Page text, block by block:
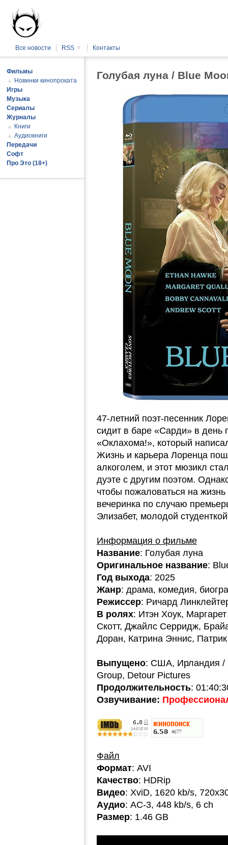
Все новости RSS ▼ Контакты
Голубая луна / Blue
47-летний поэт-песенник
сидит в баре «Сарди» в
«Оклахома!», который
Жизнь и карьера Лоренца
алкоголем, и этот мюзикл
дуэте с другим поэтом.
чтобы пожаловаться на
вечеринка по случаю
Элизабет, молодой
Информация о фильме
Название: Голубая луна
Оригинальное название:
Год выхода: 2025
Жанр: драма, комедия,
Режиссер: Ричард
В ролях: Итэн Хоук,
Скотт, Джайлс Серридж,
Доран, Катрина Эннис,
Выпущено: США, Ирландия /
Group, Detour Pictures
Продолжительность:
Озвучивание:
Файл
Формат: AVI
Качество: HDRip
Видео: XviD, 1620 kb/s,
Аудио: AC-3, 448 kb/s, 6 ch
Размер: 1.46 GB
Фильмы
▲ Новинки кинопроката
Игры
Музыка
Сериалы
Журналы
▲ Книги
▲ Аудиокниги
Передачи
Софт
Про Это (18+)